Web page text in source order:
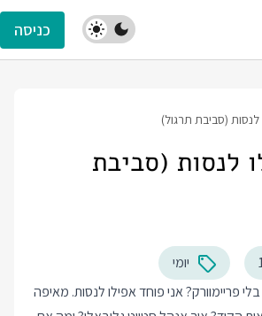
כניסה
לנסות (סביבת תרגול)
לנסות (סביבת
יומי
פריימוורק? אני פוחד אפילו לנסות. מאיפה